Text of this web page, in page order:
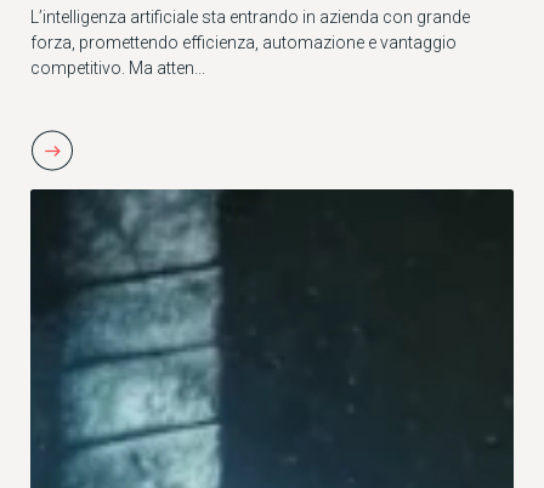
L’intelligenza artificiale sta entrando in azienda con grande
forza, promettendo efficienza, automazione e vantaggio
competitivo. Ma atten...